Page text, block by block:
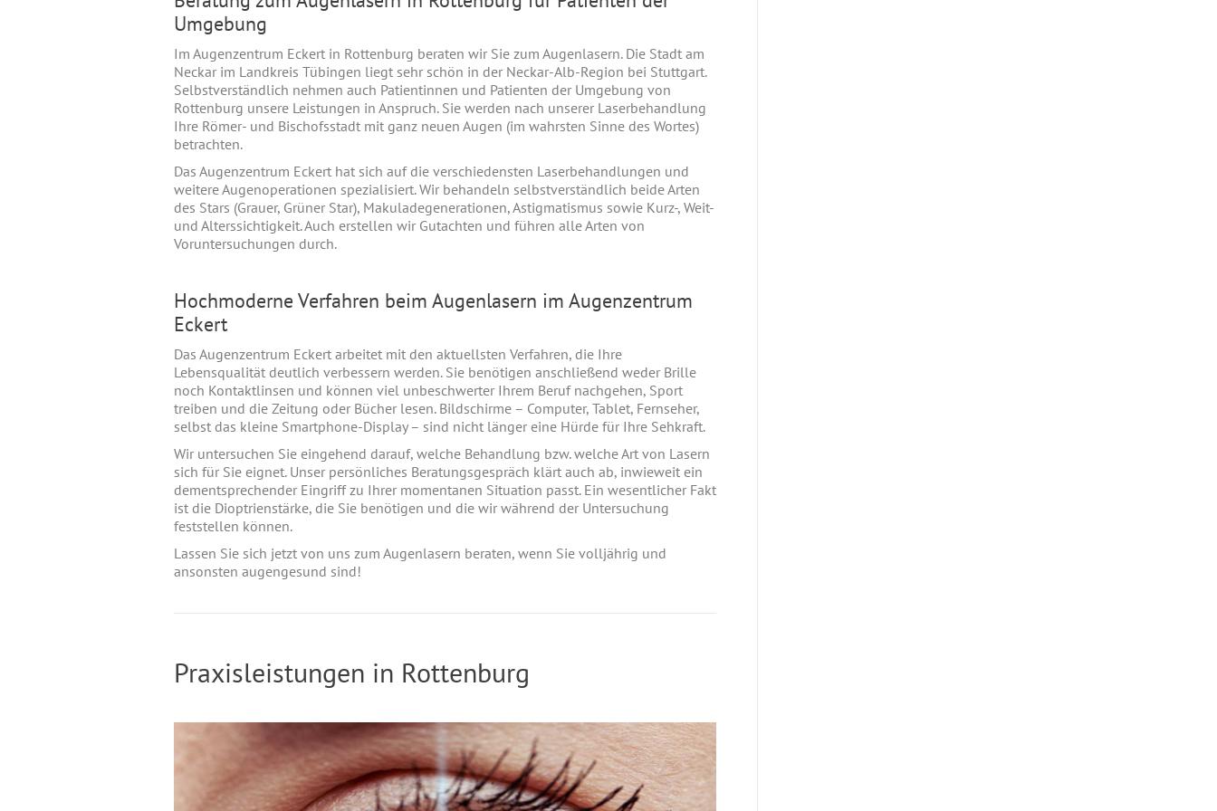
Umgebung
Im Augenzentrum Eckert in Rottenburg beraten wir Sie zum Augenlasern. Die Stadt am
Neckar im Landkreis Tübingen liegt sehr schön in der Neckar-Alb-Region bei Stuttgart.
Selbstverständlich nehmen auch Patientinnen und Patienten der Umgebung von
Rottenburg unsere Leistungen in Anspruch. Sie werden nach unserer Laserbehandlung
Ihre Römer- und Bischofsstadt mit ganz neuen Augen (im wahrsten Sinne des Wortes)
betrachten.
Das Augenzentrum Eckert hat sich auf die verschiedensten Laserbehandlungen und
weitere Augenoperationen spezialisiert. Wir behandeln selbstverständlich beide Arten
des Stars (Grauer, Grüner Star), Makula­de­generationen, Astigmatismus sowie Kurz-, Weit-
und Alterssichtigkeit. Auch erstellen wir Gutachten und führen alle Arten von
Voruntersuchungen durch.
Hochmoderne Verfahren beim Augenlasern im Augenzentrum
Eckert
Das Augenzentrum Eckert arbeitet mit den aktuellsten Verfahren, die Ihre
Lebensqualität deutlich verbessern werden. Sie benötigen anschließend weder Brille
noch Kontaktlinsen und können viel unbeschwerter Ihrem Beruf nachgehen, Sport
treiben und die Zeitung oder Bücher lesen. Bildschirme – Computer, Tablet, Fernseher,
selbst das kleine Smartphone-Display – sind nicht länger eine Hürde für Ihre Sehkraft.
Wir untersuchen Sie eingehend darauf, welche Behandlung bzw. welche Art von Lasern
sich für Sie eignet. Unser persönliches Beratungsgespräch klärt auch ab, inwieweit ein
dementsprechender Eingriff zu Ihrer momentanen Situation passt. Ein wesentlicher Fakt
ist die Dioptrienstärke, die Sie benötigen und die wir während der Untersuchung
feststellen können.
Lassen Sie sich jetzt von uns zum Augenlasern beraten, wenn Sie volljährig und
ansonsten augengesund sind!
Praxisleistungen in Rottenburg